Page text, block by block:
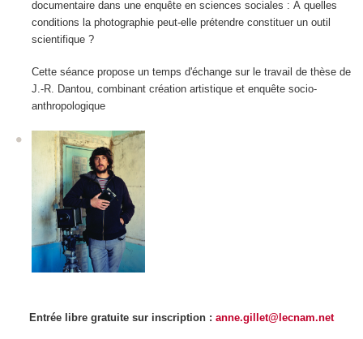
documentaire dans une enquête en sciences sociales : À quelles
conditions la photographie peut-elle prétendre constituer un outil
scientifique ?
Cette séance propose un temps d'échange sur le travail de thèse de
J.-R. Dantou, combinant création artistique et enquête socio-
anthropologique
Entrée libre gratuite sur inscription : anne.gillet@lecnam.net